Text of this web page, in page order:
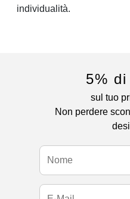
individualità.
5%
sul tuo
Non perdere